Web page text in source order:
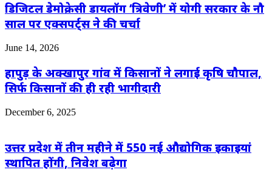
डिजिटल डेमोक्रेसी डायलॉग ‘त्रिवेणी’ में योगी सरकार के नौ
साल पर एक्सपर्ट्स ने की चर्चा
June 14, 2026
हापुड़ के अक्खापुर गांव में किसानों ने लगाई कृषि चौपाल,
सिर्फ किसानों की ही रही भागीदारी
December 6, 2025
उत्तर प्रदेश में तीन महीने में 550 नई औद्योगिक इकाइयां
स्थापित होंगी, निवेश बढ़ेगा